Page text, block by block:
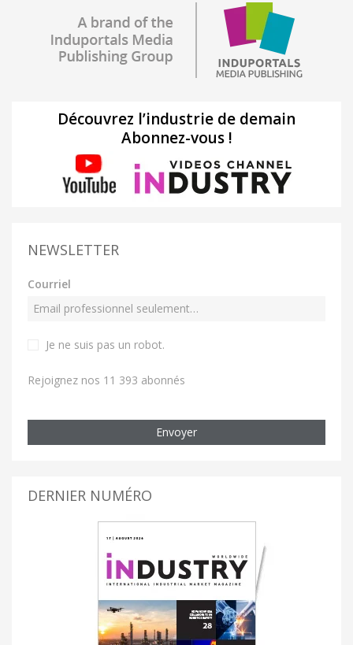
Découvrez l’industrie de demain
Abonnez-vous !
NEWSLETTER
Courriel
Je ne suis pas un robot.
Rejoignez nos 11 393 abonnés
Envoyer
DERNIER NUMÉRO